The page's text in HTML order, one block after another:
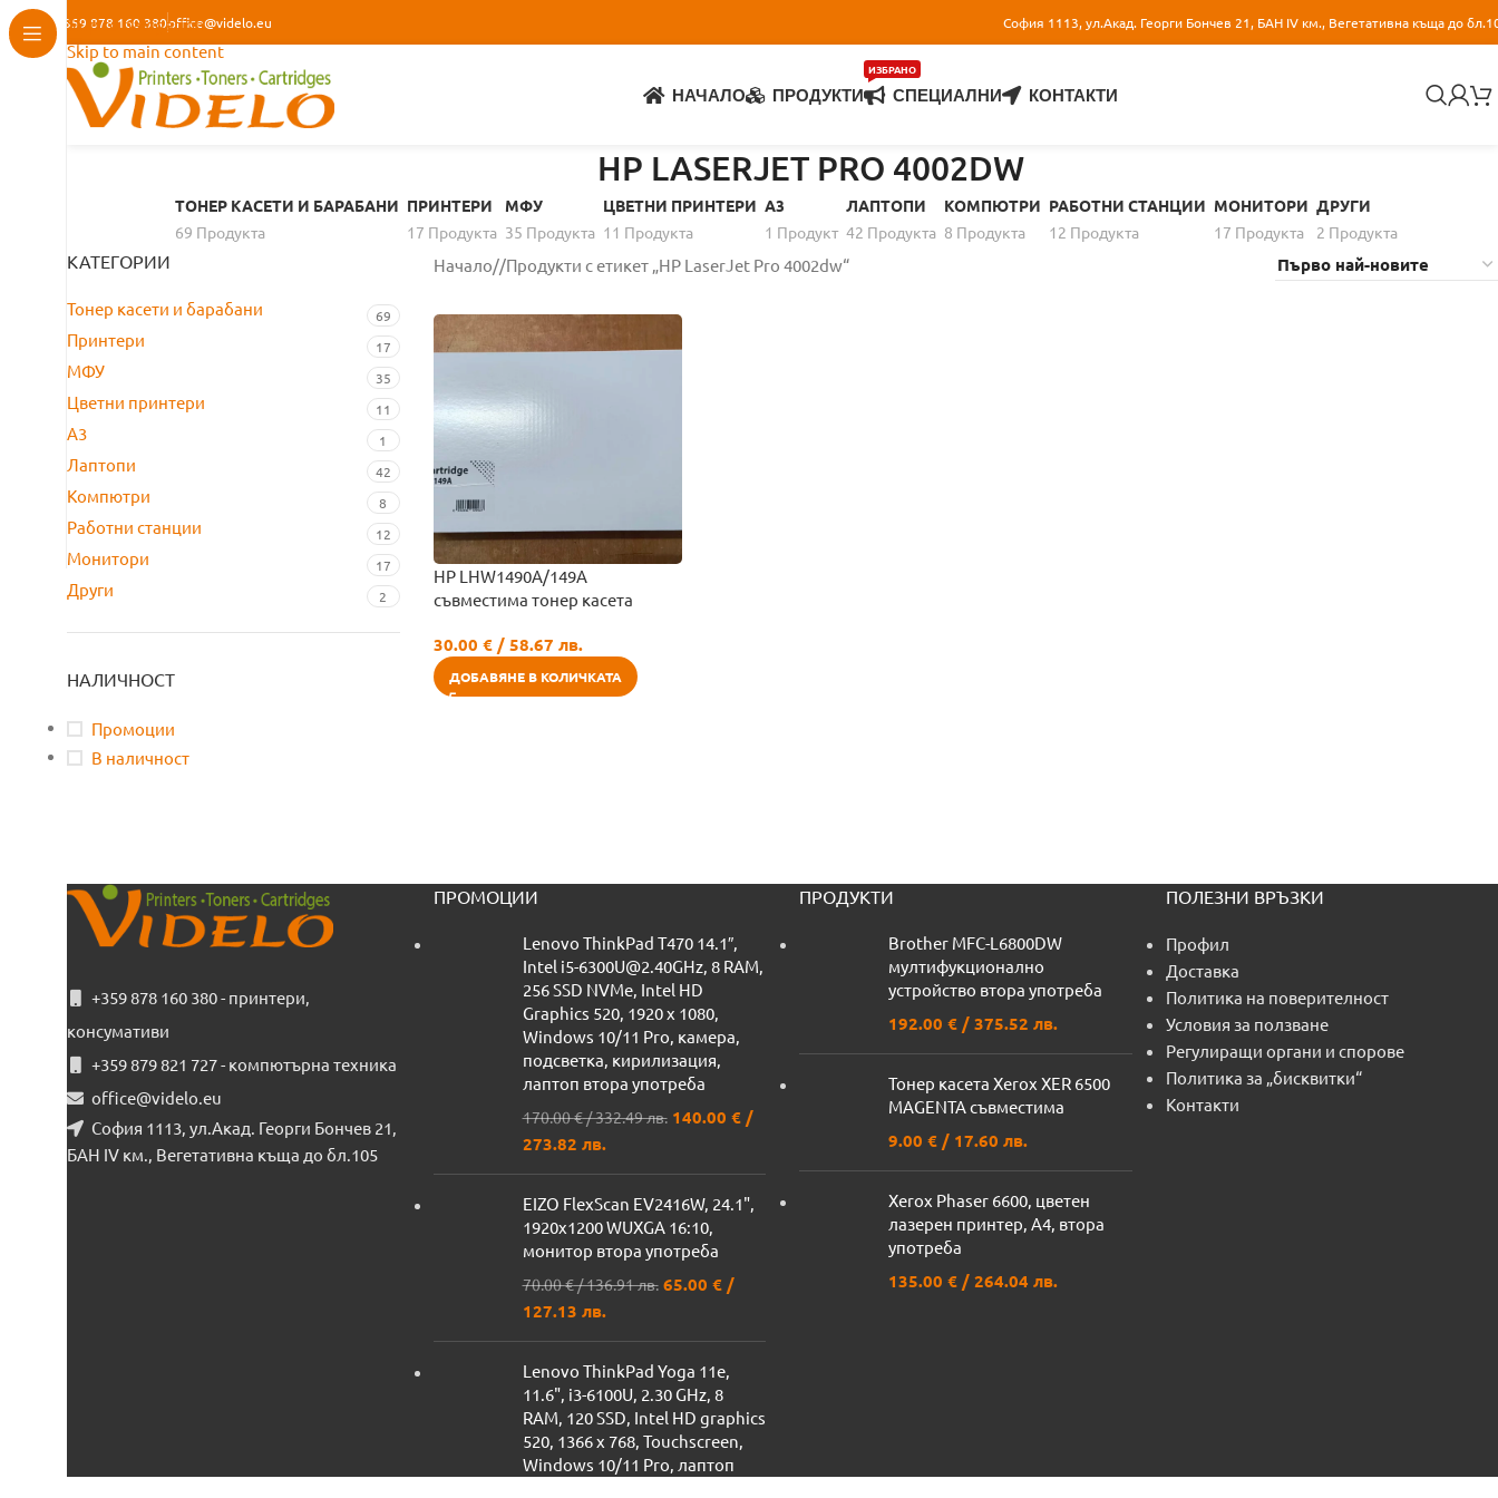
Skip to navigation
Skip to main content
+359 878 160 380office@videlo.eu София 1113, ул.Акад. Георги Бончев 21, БАН IV км., Вегетативна къща до
НАЧАЛО ПРОДУКТИ СПЕЦИАЛНИ
ИЗБРАНО
КОНТАКТИ
HP LASERJET PRO 4002DW
ТОНЕР КАСЕТИ И БАРАБАНИ
69 Продуктa
ПРИНТЕРИ
17 Продуктa
МФУ
35 Продуктa
ЦВЕТНИ ПРИНТЕРИ
11 Продуктa
A3
1 Продукт
ЛАПТОПИ
42 Продуктa
КОМПЮТРИ
8 Продуктa
РАБОТНИ СТАНЦИИ
12 Продуктa
МОНИТОРИ
17 Продуктa
ДРУГИ
2 Продуктa
КАТЕГОРИИ
Тонер касети и барабани 69
Принтери 17
МФУ 35
Цветни принтери 11
A3 1
Лаптопи 42
Компютри 8
Работни станции 12
Монитори 17
Други 2
НАЛИЧНОСТ
Промоции
В наличност
Начало/ Продукти с етикет „HP LaserJet Pro 4002dw“
HP LHW1490A/149A
съвместима тонер касета
30.00 €/ 58.67 лв.
ДОБАВЯНЕ В КОЛИЧКАТА
+359 878 160 380 - принтери,
консумативи
+359 879 821 727 - компютърна техника
office@videlo.eu
София 1113, ул.Акад. Георги Бончев 21,
БАН IV км., Вегетативна къща до бл.105
ПРОМОЦИИ
Lenovo ThinkPad T470 14.1″,
Intel i5-6300U@2.40GHz, 8 RAM,
256 SSD NVMe, Intel HD
Graphics 520, 1920 x 1080,
Windows 10/11 Pro, камера,
подсветка, кирилизация,
лаптоп втора употреба
170.00€/ 332.49 лв. 140.00 €/
273.82 лв.
EIZO FlexScan EV2416W, 24.1",
1920x1200 WUXGA 16:10,
монитор втора употреба
70.00€/ 136.91 лв. 65.00 €/
127.13 лв.
Lenovo ThinkPad Yoga 11e,
11.6", i3-6100U, 2.30 GHz, 8
RAM, 120 SSD, Intel HD graphics
520, 1366 x 768, Touchscreen,
Windows 10/11 Pro, лаптоп
ПРОДУКТИ
Brother MFC-L6800DW
мултифукционално
устройство втора употреба
192.00 € / 375.52 лв.
Тонер касета Xerox XER 6500
MAGENTA съвместима
9.00 € / 17.60 лв.
Xerox Phaser 6600, цветен
лазерен принтер, A4, втора
употреба
135.00 € / 264.04 лв.
ПОЛЕЗНИ ВРЪЗКИ
Профил
Доставка
Политика на поверителност
Условия за ползване
Регулиращи органи и спорове
Политика за „бисквитки“
Контакти